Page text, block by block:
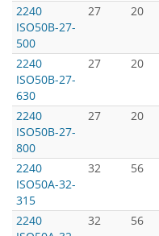
2240
ISO50B-27-
500
27 20
2240
ISO50B-27-
630
27 20
2240
ISO50B-27-
800
27 20
2240
ISO50A-32-
315
32 56
2240
32 56